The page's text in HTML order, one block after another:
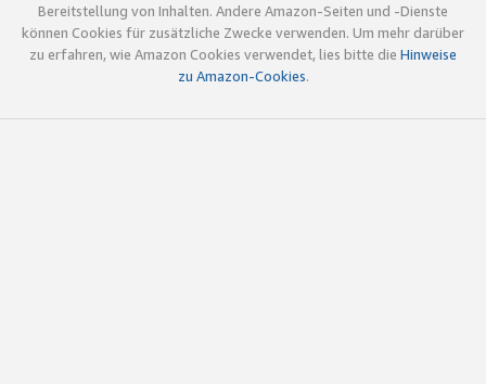
Bereitstellung von Inhalten. Andere Amazon-Seiten und -Dienste
können Cookies für zusätzliche Zwecke verwenden. Um mehr darüber
zu erfahren, wie Amazon Cookies verwendet, lies bitte die Hinweise
zu Amazon-Cookies.